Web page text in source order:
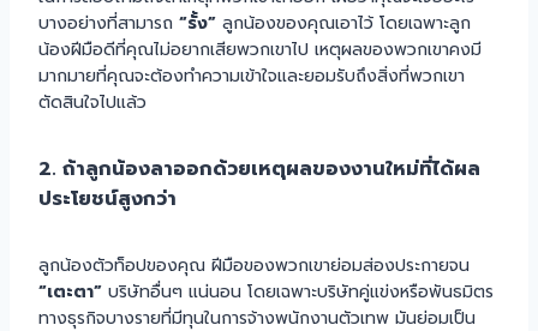
บางอย่างที่สามารถ “รั้ง” ลูกน้องของคุณเอาไว้ โดยเฉพาะลูก
น้องฝีมือดีที่คุณไม่อยากเสียพวกเขาไป เหตุผลของพวกเขาคงมี
มากมายที่คุณจะต้องทำความเข้าใจและยอมรับถึงสิ่งที่พวกเขา
ตัดสินใจไปแล้ว
2. ถ้าลูกน้องลาออกด้วยเหตุผลของงานใหม่ที่ได้ผล
ประโยชน์สูงกว่า
ลูกน้องตัวท็อปของคุณ ฝีมือของพวกเขาย่อมส่องประกายจน
“เตะตา” บริษัทอื่นๆ แน่นอน โดยเฉพาะบริษัทคู่แข่งหรือพันธมิตร
ทางธุรกิจบางรายที่มีทุนในการจ้างพนักงานตัวเทพ มันย่อมเป็น